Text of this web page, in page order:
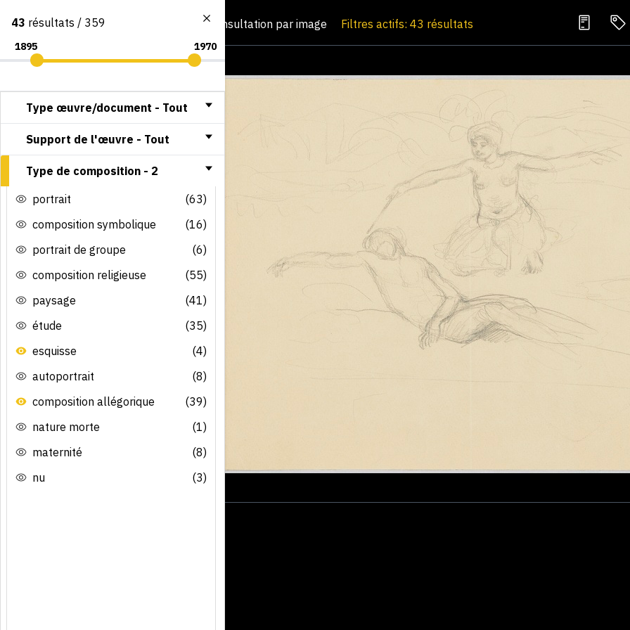
Consultation par image Filtres actifs: 43 résultats
43 résultats / 359
Type œuvre/document - Tout
Support de l'œuvre - Tout
Type de composition - 2
portrait
(63)
composition symbolique
(16)
portrait de groupe
(6)
composition religieuse
(55)
paysage
(41)
étude
(35)
esquisse
(4)
autoportrait
(8)
composition allégorique
(39)
nature morte
(1)
maternité
(8)
nu
(3)